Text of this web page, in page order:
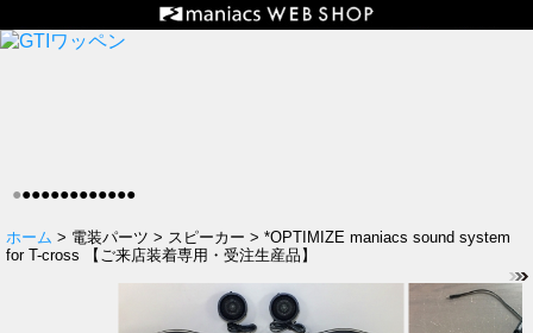
●●●●●●●●●●●●●
ホーム > 電装パーツ > スピーカー > *OPTIMIZE maniacs sound system
for T-cross 【ご来店装着専用・受注生産品】